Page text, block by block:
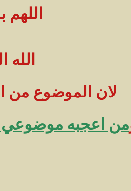
الله
لان الموضوع من
من اعجبه موضوعي